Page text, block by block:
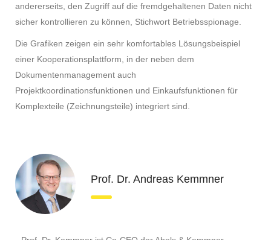
andererseits, den Zugriff auf die fremdgehaltenen Daten nicht
sicher kontrollieren zu können, Stichwort Betriebsspionage.
Die Grafiken zeigen ein sehr komfortables Lösungsbeispiel
einer Kooperationsplattform, in der neben dem
Dokumentenmanagement auch
Projektkoordinationsfunktionen und Einkaufsfunktionen für
Komplexteile (Zeichnungsteile) integriert sind.
Prof. Dr. Andreas Kemmner